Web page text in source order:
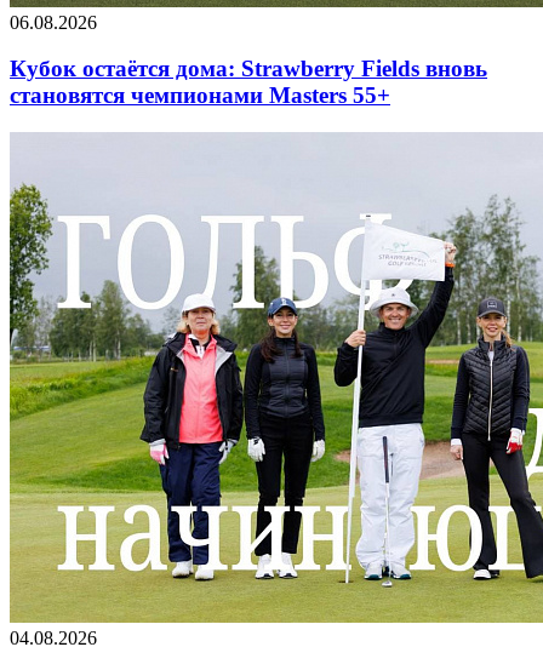
06.08.2026
Кубок остаётся дома: Strawberry Fields вновь
становятся чемпионами Masters 55+
04.08.2026